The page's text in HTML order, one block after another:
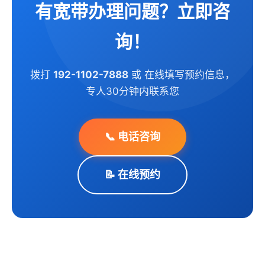
有宽带办理问题？立即咨
询！
拨打 192-1102-7888 或 在线填写预约信息，
专人30分钟内联系您
📞 电话咨询
📝 在线预约